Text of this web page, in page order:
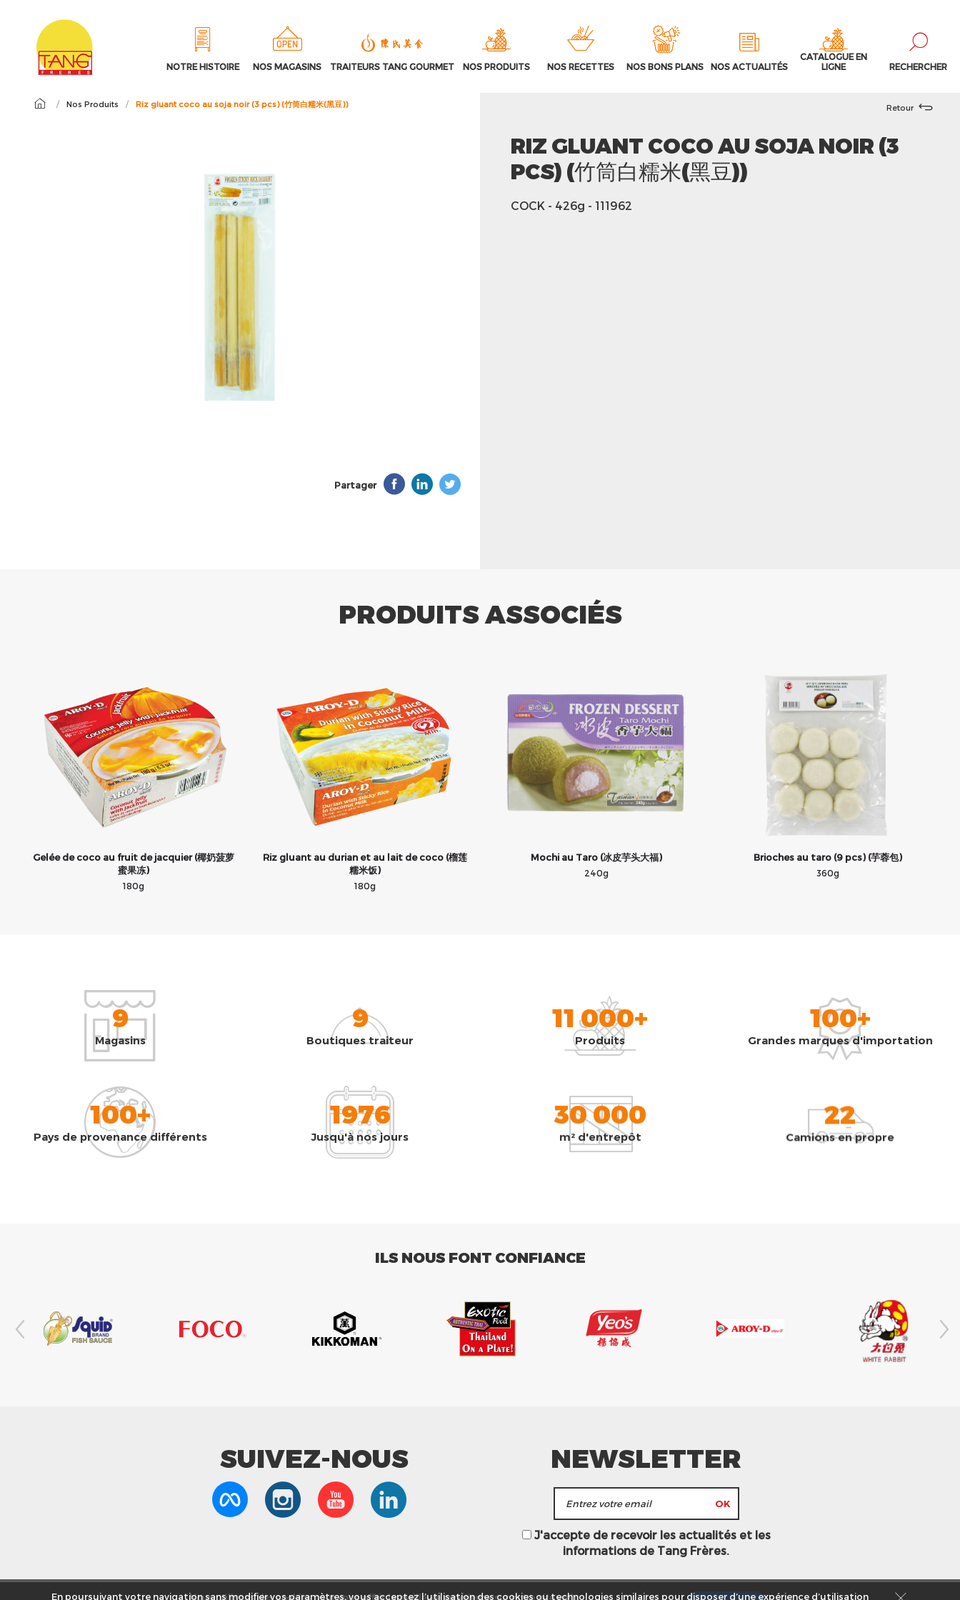
NOTRE HISTOIRE NOS MAGASINS TRAITEURS TANG GOURMET NOS PRODUITS NOS RECETTES NOS BONS PLANS NOS ACTUALITÉS
CATALOGUE EN
LIGNE
RECHERCHER
/ Nos Produits / Riz gluant coco au soja noir (3 pcs) (竹筒白糯米(黑豆))
Partager
Retour
RIZ GLUANT COCO AU SOJA NOIR (3
PCS) (竹筒白糯米(黑豆))
COCK - 426g - 111962
PRODUITS ASSOCIÉS
Gelée de coco au fruit de jacquier (椰奶菠萝
蜜果冻)
180g
Riz gluant au durian et au lait de coco (榴莲
糯米饭)
180g
Mochi au Taro (冰皮芋头大福)
240g
Brioches au taro (9 pcs) (芋蓉包)
360g
9
Magasins
9
Boutiques traiteur
11 000+
Produits
100+
Grandes marques d'importation
100+
Pays de provenance différents
1976
Jusqu'à nos jours
30 000
m² d'entrepôt
22
Camions en propre
ILS NOUS FONT CONFIANCE
SUIVEZ-NOUS NEWSLETTER
J'accepte de recevoir les actualités et les
informations de Tang Frères.
En poursuivant votre navigation sans modifier vos paramètres, vous acceptez l’utilisation des cookies ou technologies similaires pour disposer d’une expérience d’utilisation
Nous utilisons des cookies pour vous offrir la meilleure expérience sur notre site web.